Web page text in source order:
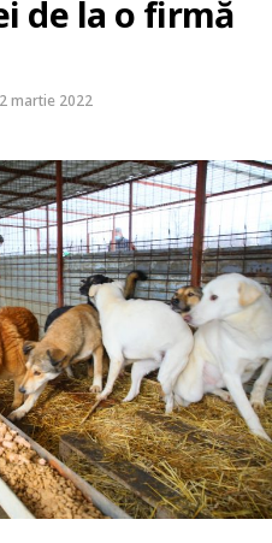
de la o firmă
martie 2022